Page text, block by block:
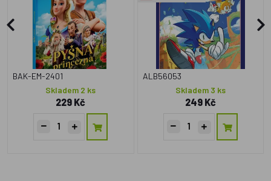
BAK-EM-2401
Skladem 2 ks
229 Kč
ALB56053
Skladem 3 ks
249 Kč